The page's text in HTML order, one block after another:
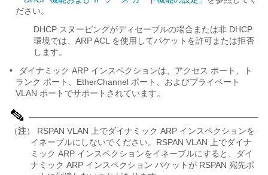
ださい。
DHCP スヌーピングがディセーブルの場合または非 DHCP
環境では、ARP ACL を使用してパケットを許可または拒否
します。
•
ダイナミック ARP インスペクションは、アクセス ポート、ト
ランク ポート、EtherChannel ポート、およびプライベート
VLAN ポートでサポートされています。
（注） RSPAN VLAN 上でダイナミック ARP インスペクションを
イネーブルにしないでください。RSPAN VLAN 上でダイナ
ミック ARP インスペクションをイネーブルにすると、ダイ
ナミック ARP インスペクション パケットが RSPAN 宛先ポ